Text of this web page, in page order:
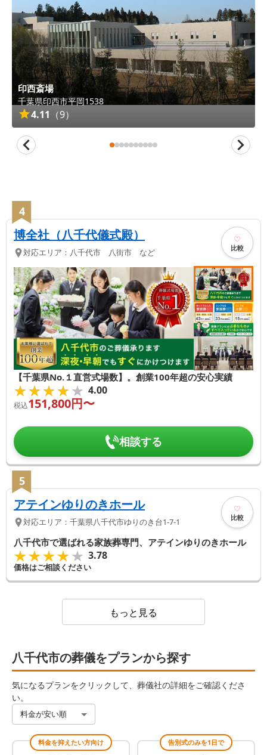
印西斎場
千葉県印西市平岡1538
4.11 （9）
4
博全社（八千代儀式殿）
対応エリア： 八千代市 八街市 など 比較
【千葉県No.１直営式場数】。創業100年超の安心実績
★★★★★
★★★★★ 4.00
税込151,800円〜
相談する
5
アテインゆりのきホール
対応エリア： 千葉県八千代市ゆりのき台1-7-1 比較
八千代市で選ばれる家族葬専門、アテインゆりのきホール
★★★★★
★★★★★ 3.78
価格はご相談ください
もっと見る
八千代市の葬儀をプランから探す
気になるプランをクリックして、葬儀社の詳細をご確認くださ
い。
料金が安い順
料金を抑えたい方向け 告別式のみを1日で